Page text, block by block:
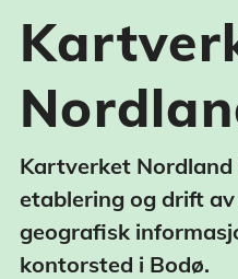
Kartverket
etablering og drift
geografisk
kontorsted i Bodø.